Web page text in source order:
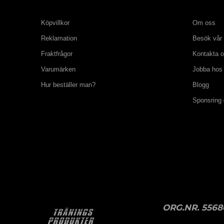
Köpvillkor
Reklamation
Fraktfrågor
Varumärken
Hur beställer man?
Om oss
Besök vår
Kontakta
Jobba hos
Blogg
Sponsring
ORG.NR.